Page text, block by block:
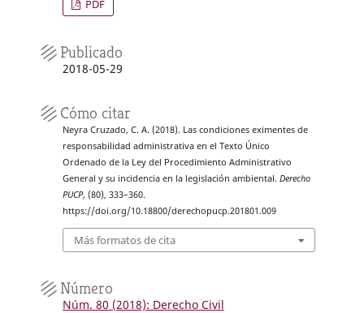
PDF
Publicado
2018-05-29
Cómo citar
Neyra Cruzado, C. A. (2018). Las condiciones eximentes de
responsabilidad administrativa en el Texto Único
Ordenado de la Ley del Procedimiento Administrativo
General y su incidencia en la legislación ambiental. Derecho
PUCP, (80), 333–360.
https://doi.org/10.18800/derechopucp.201801.009
Más formatos de cita
Número
Núm. 80 (2018): Derecho Civil